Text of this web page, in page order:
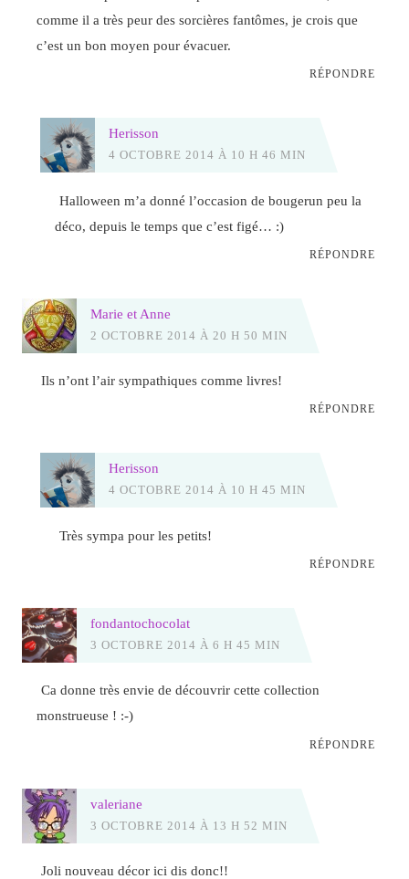
comme il a très peur des sorcières fantômes, je crois que
c’est un bon moyen pour évacuer.
RÉPONDRE
Herisson
4 OCTOBRE 2014 À 10 H 46 MIN
Halloween m’a donné l’occasion de bougerun peu la
déco, depuis le temps que c’est figé… :)
RÉPONDRE
Marie et Anne
2 OCTOBRE 2014 À 20 H 50 MIN
Ils n’ont l’air sympathiques comme livres!
RÉPONDRE
Herisson
4 OCTOBRE 2014 À 10 H 45 MIN
Très sympa pour les petits!
RÉPONDRE
fondantochocolat
3 OCTOBRE 2014 À 6 H 45 MIN
Ca donne très envie de découvrir cette collection
monstrueuse ! :-)
RÉPONDRE
valeriane
3 OCTOBRE 2014 À 13 H 52 MIN
Joli nouveau décor ici dis donc!!